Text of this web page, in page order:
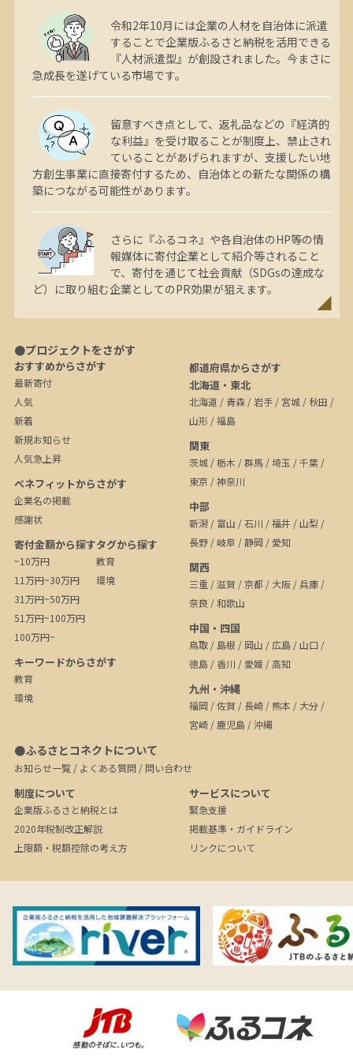
令和2年10月には企業の人材を自治体に派遣
することで企業版ふるさと納税を活用できる
『人材派遣型』が創設されました。今まさに
急成長を遂げている市場です。
留意すべき点として、返礼品などの『経済的
な利益』を受け取ることが制度上、禁止され
ていることがあげられますが、支援したい地
方創生事業に直接寄付するため、自治体との新たな関係の構
築につながる可能性があります。
さらに『ふるコネ』や各自治体のHP等の情
報媒体に寄付企業として紹介等されること
で、寄付を通じて社会貢献（SDGsの達成な
ど）に取り組む企業としてのPR効果が狙えます。
●プロジェクトをさがす
おすすめからさがす
最新寄付
人気
新着
新規お知らせ
人気急上昇
ベネフィットからさがす
企業名の掲載
感謝状
寄付金額から探す
~10万円
11万円~30万円
31万円~50万円
51万円~100万円
100万円~
タグから探す
教育
環境
キーワードからさがす
教育
環境
都道府県からさがす
北海道・東北
北海道 / 青森 / 岩手 / 宮城 / 秋田 /
山形 /福島
関東
茨城 /栃木 /群馬 /埼玉 /千葉 /
東京 /神奈川
中部
新潟 / 富山 /石川 /福井 /山梨 /
長野 /岐阜 /静岡 / 愛知
関西
三重 /滋賀 /京都 / 大阪 /兵庫 /
奈良 /和歌山
中国・四国
鳥取 / 島根 / 岡山 / 広島 /山口 /
徳島 / 香川 / 愛媛 /高知
九州・沖縄
福岡 /佐賀 / 長崎 /熊本 / 大分 /
宮崎 / 鹿児島 /沖縄
●ふるさとコネクトについて
お知らせ一覧/ よくある質問 / 問い合わせ
制度について
企業版ふるさと納税とは
2020年税制改正解説
上限額・税額控除の考え方
サービスについて
緊急支援
掲載基準・ガイドライン
リンクについて